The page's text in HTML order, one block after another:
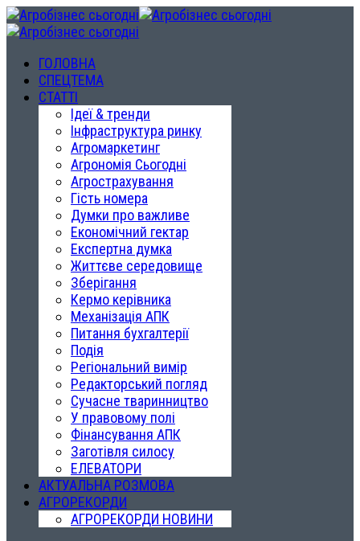
ГОЛОВНА
СПЕЦТЕМА
СТАТТІ
Ідеї & тренди
Інфраструктура ринку
Агромаркетинг
Агрономія Сьогодні
Агрострахування
Гість номера
Думки про важливе
Економічний гектар
Експертна думка
Життєве середовище
Зберігання
Кермо керівника
Механізація АПК
Питання бухгалтерії
Подія
Регіональний вимір
Редакторський погляд
Сучасне тваринництво
У правовому полі
Фінансування АПК
Заготівля силосу
ЕЛЕВАТОРИ
АКТУАЛЬНА РОЗМОВА
АГРОРЕКОРДИ
АГРОРЕКОРДИ НОВИНИ